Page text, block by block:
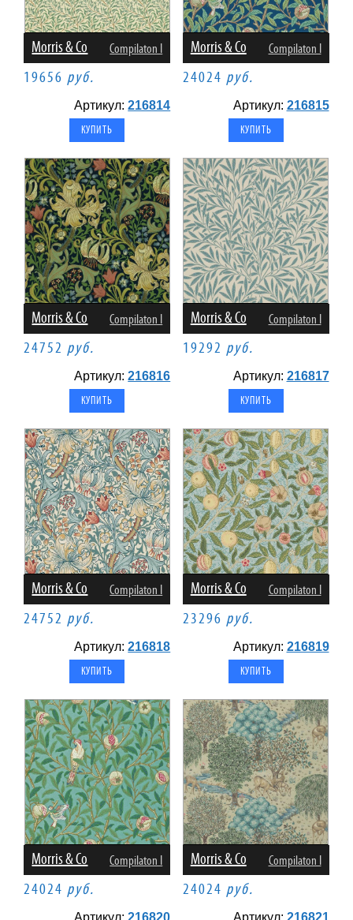
Morris & Co Compilaton I
19656 руб.
Артикул:216814
Morris & Co Compilaton I
24024 руб.
Артикул: 216815
Morris & Co Compilaton I
24752 руб.
Артикул:216816
Morris & Co Compilaton I
19292 руб.
Артикул: 216817
Morris & Co Compilaton I
24752 руб.
Артикул:216818
Morris & Co Compilaton I
23296 руб.
Артикул: 216819
Morris & Co Compilaton I
24024 руб.
Артикул:216820
Morris & Co Compilaton I
24024 руб.
Артикул: 216821